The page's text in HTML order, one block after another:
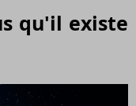
qu'il existe